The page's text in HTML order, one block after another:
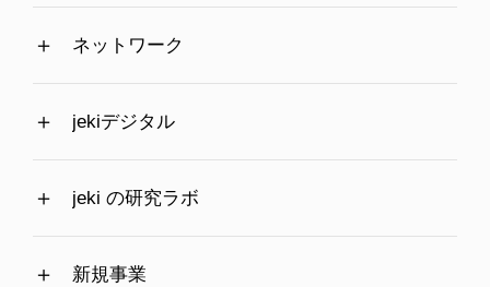
ネットワーク
jekiデジタル
jeki の研究ラボ
新規事業